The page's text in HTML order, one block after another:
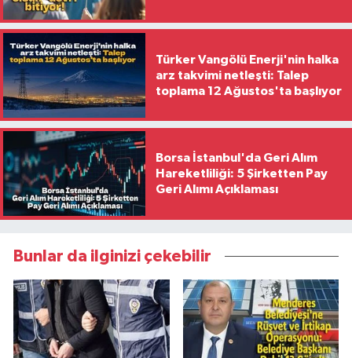
Türker Vangölü Enerji'nin halka
arz takvimi netleşti: Talep
toplama 12 Ağustos'ta başlıyor
Borsa İstanbul'da Geri Alım
Hareketliliği: 5 Şirketten Pay
Geri Alımı Açıklaması
Bunlar da ilginizi çekebilir